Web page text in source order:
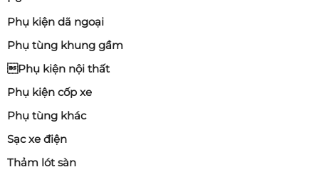
Phụ kiện dã ngoại
Phụ tùng khung gầm
Phụ kiện nội thất
Phụ kiện cốp xe
Phụ tùng khác
Sạc xe điện
Thảm lót sàn